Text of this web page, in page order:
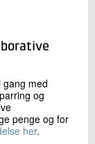
med
og
penge og for
her.